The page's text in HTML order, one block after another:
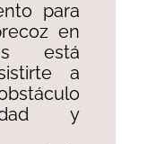
para
en
está
a
y